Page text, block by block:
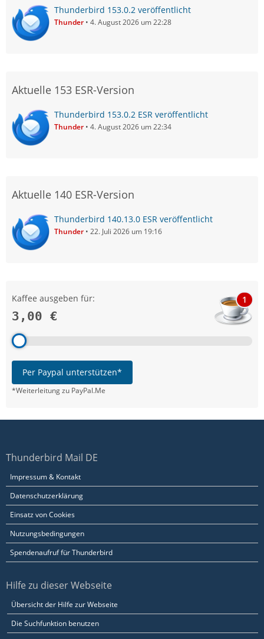
Thunderbird 153.0.2 veröffentlicht
Thunder 4. August 2026 um 22:28
Aktuelle 153 ESR-Version
Thunderbird 153.0.2 ESR veröffentlicht
Thunder 4. August 2026 um 22:34
Aktuelle 140 ESR-Version
Thunderbird 140.13.0 ESR veröffentlicht
Thunder 22. Juli 2026 um 19:16
Kaffee ausgeben für:
3,00 €
1
Per Paypal unterstützen*
*Weiterleitung zu PayPal.Me
Thunderbird Mail DE
Impressum & Kontakt
Datenschutzerklärung
Einsatz von Cookies
Nutzungsbedingungen
Spendenaufruf für Thunderbird
Hilfe zu dieser Webseite
Übersicht der Hilfe zur Webseite
Die Suchfunktion benutzen